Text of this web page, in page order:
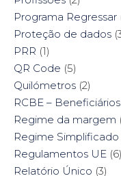
Programa Regressar
Proteção de dados
PRR (1)
QR Code (5)
Quilómetros (2)
RCBE –
Regime da margem
Regime Simplificado
Regulamentos UE (6)
Relatório Único (3)